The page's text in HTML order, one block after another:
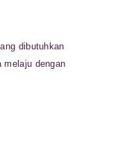
dibutuhkan
dengan